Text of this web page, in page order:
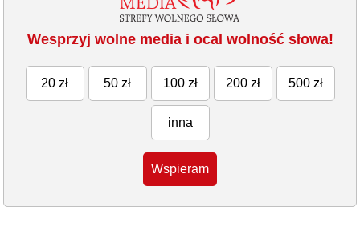
Wesprzyj wolne media i ocal wolność słowa!
20 zł 50 zł 100 zł 200 zł 500 zł
inna
Wspieram